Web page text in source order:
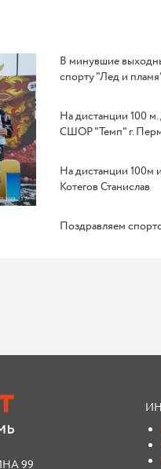
В минувшие
спорту "Лед и
На дистанции 100
СШОР "Темп" г.
На дистанции 100м
Котегов Станислав
Поздравляем
99